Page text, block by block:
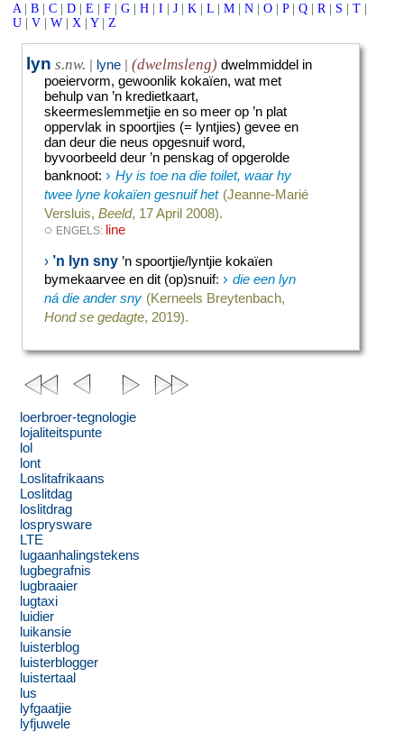
A | B | C | D | E | F | G | H | I | J | K | L | M | N | O | P | Q | R | S | T |
U | V | W | X | Y | Z
lyn s.nw. | lyne | (dwelmsleng) dwelmmiddel in
poeiervorm, gewoonlik kokaïen, wat met
behulp van ’n kredietkaart,
skeermeslemmetjie en so meer op ’n plat
oppervlak in spoortjies (= lyntjies) gevee en
dan deur die neus opgesnuif word,
byvoorbeeld deur ’n penskag of opgerolde
banknoot:› Hy is toe na die toilet, waar hy
twee lyne kokaïen gesnuif het (Jeanne-Marié
Versluis,Beeld, 17 April 2008).
◌ ENGELS: line
› ’n lyn sny ’n spoortjie/lyntjie kokaïen
bymekaarvee en dit (op)snuif:› die een lyn
ná die ander sny (Kerneels Breytenbach,
Hond se gedagte, 2019).
loerbroer-tegnologie
lojaliteitspunte
lol
lont
Loslitafrikaans
Loslitdag
loslitdrag
losprysware
LTE
lugaanhalingstekens
lugbegrafnis
lugbraaier
lugtaxi
luidier
luikansie
luisterblog
luisterblogger
luistertaal
lus
lyfgaatjie
lyfjuwele